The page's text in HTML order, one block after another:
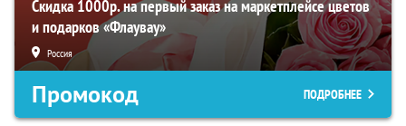
Скидка 1000р. на первый заказ на маркетплейсе цветов
и подарков «Флаувау»
Россия
Промокод ПОДРОБНЕЕ